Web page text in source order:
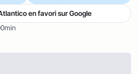
en favori sur Google